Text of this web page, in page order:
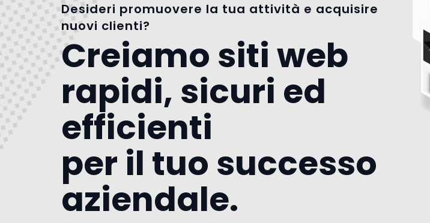
Desideri promuovere la tua attività e acquisire
nuovi clienti?
Creiamo siti web
rapidi, sicuri ed
efficienti
per il tuo successo
aziendale.